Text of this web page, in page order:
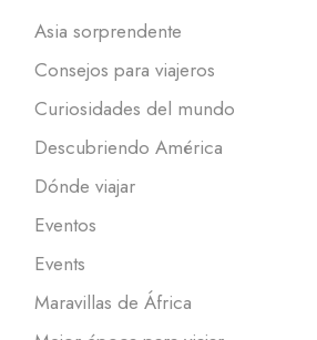
Asia sorprendente
Consejos para viajeros
Curiosidades del mundo
Descubriendo América
Dónde viajar
Eventos
Events
Maravillas de África